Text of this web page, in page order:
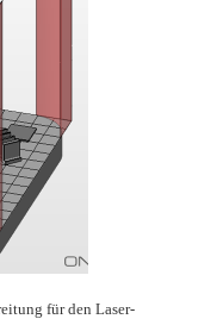
für den Laser-